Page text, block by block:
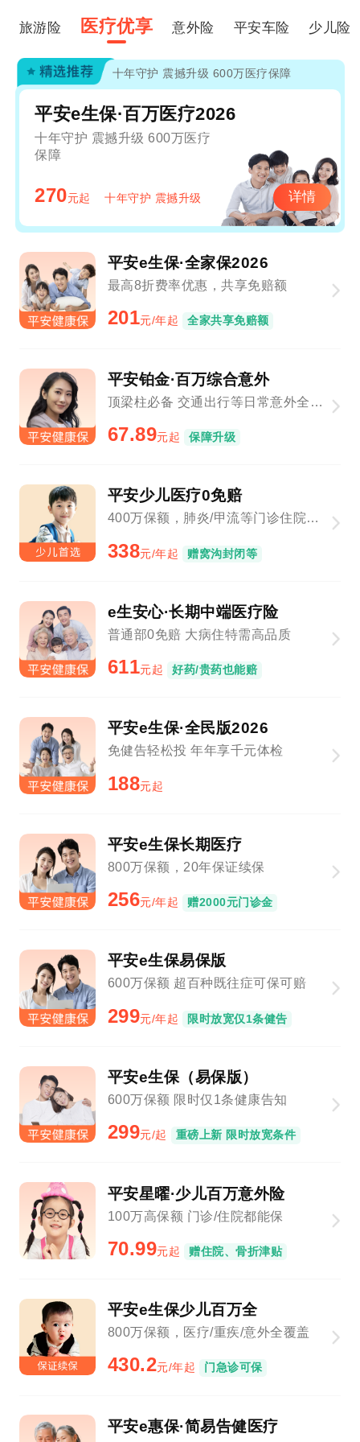
旅游险 医疗优享 意外险 平安车险 少儿险
十年守护 震撼升级 600万医疗保障
平安e生保·百万医疗2026
十年守护 震撼升级 600万医疗
保障
270元起 十年守护 震撼升级 详情
平安e生保·全家保2026
最高8折费率优惠，共享免赔额
201元/年起 全家共享免赔额
平安铂金·百万综合意外
顶梁柱必备 交通出行等日常意外全覆盖
67.89元起 保障升级
平安少儿医疗0免赔
400万保额，肺炎/甲流等门诊住院1元起赔
338元/年起 赠窝沟封闭等
e生安心·长期中端医疗险
普通部0免赔 大病住特需高品质
611元起 好药/贵药也能赔
平安e生保·全民版2026
免健告轻松投 年年享千元体检
188元起
平安e生保长期医疗
800万保额，20年保证续保
256元/年起 赠2000元门诊金
平安e生保易保版
600万保额 超百种既往症可保可赔
299元/年起 限时放宽仅1条健告
平安e生保（易保版）
600万保额 限时仅1条健康告知
299元/起 重磅上新 限时放宽条件
平安星曜·少儿百万意外险
100万高保额 门诊/住院都能保
70.99元起 赠住院、骨折津贴
平安e生保少儿百万全
800万保额，医疗/重疾/意外全覆盖
430.2元/年起 门急诊可保
平安e惠保·简易告健医疗